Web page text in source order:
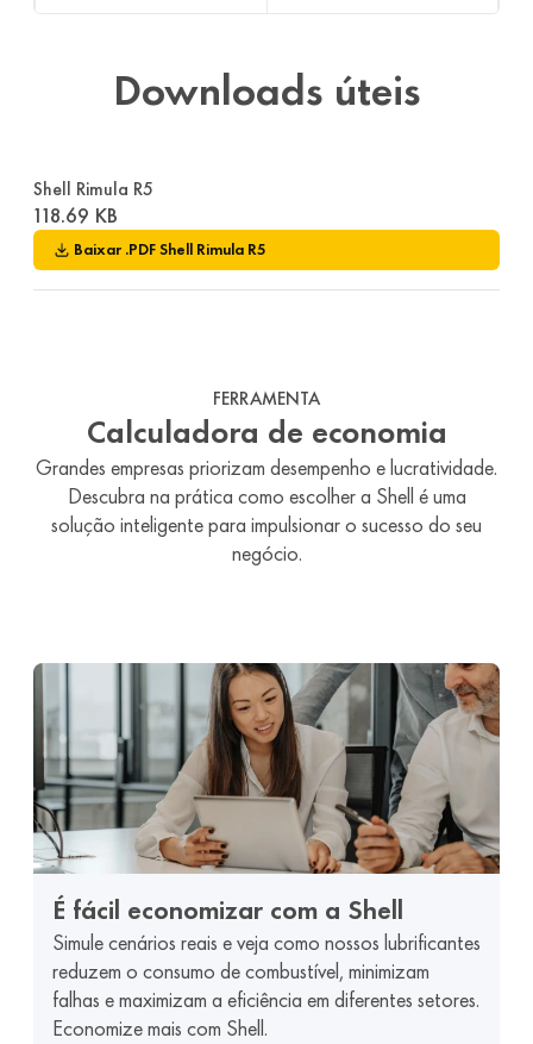
Downloads úteis
Shell Rimula R5
118.69 KB
Baixar .PDFShell Rimula R5
FERRAMENTA
Calculadora de economia
Grandes empresas priorizam desempenho e lucratividade.
Descubra na prática como escolher a Shell é uma
solução inteligente para impulsionar o sucesso do seu
negócio.
É fácil economizar com a Shell
Simule cenários reais e veja como nossos lubrificantes
reduzem o consumo de combustível, minimizam
falhas e maximizam a eficiência em diferentes setores.
Economize mais com Shell.